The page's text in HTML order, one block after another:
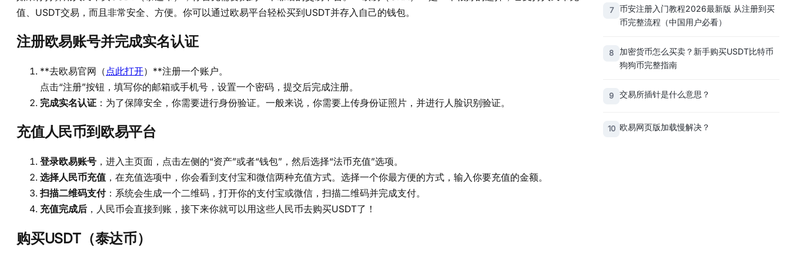
值、USDT交易，而且非常安全、方便。你可以通过欧易平台轻松买到USDT并存入自己的钱包。
注册欧易账号并完成实名认证
**去欧易官网（ 点此打开）**注册一个账户。
点击“注册”按钮，填写你的邮箱或手机号，设置一个密码，提交后完成注册。
完成实名认证 ：为了保障安全，你需要进行身份验证。一般来说，你需要上传身份证照片，并进行人脸识别验证。
充值人民币到欧易平台
登录欧易账号 ，进入主页面，点击左侧的“资产”或者“钱包”，然后选择“法币充值”选项。
选择人民币充值 ，在充值选项中，你会看到支付宝和微信两种充值方式。选择一个你最方便的方式，输入你要充值的金额。
扫描二维码支付：系统会生成一个二维码，打开你的支付宝或微信，扫描二维码并完成支付。
充值完成后 ，人民币会直接到账，接下来你就可以用这些人民币去购买USDT了！
购买USDT（泰达币）
7
币安注册入门教程2026最新版 从注册到买
币完整流程（中国用户必看）
8
加密货币怎么买卖？新手购买USDT比特币
狗狗币完整指南
9 交易所插针是什么意思？
10 欧易网页版加载慢解决？